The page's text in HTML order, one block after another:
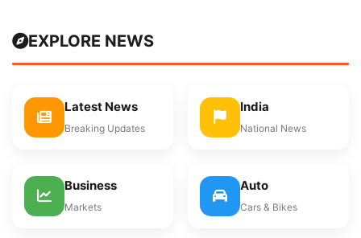
EXPLORE NEWS
Latest News
Breaking Updates
India
National News
Business
Markets
Auto
Cars & Bikes